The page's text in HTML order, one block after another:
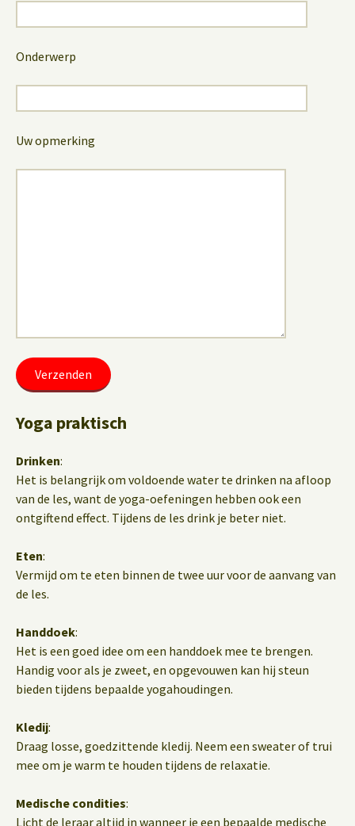
Onderwerp
Uw opmerking
Yoga praktisch
Drinken:
Het is belangrijk om voldoende water te drinken na afloop
van de les, want de yoga-oefeningen hebben ook een
ontgiftend effect. Tijdens de les drink je beter niet.
Eten:
Vermijd om te eten binnen de twee uur voor de aanvang van
de les.
Handdoek:
Het is een goed idee om een handdoek mee te brengen.
Handig voor als je zweet, en opgevouwen kan hij steun
bieden tijdens bepaalde yogahoudingen.
Kledij:
Draag losse, goedzittende kledij. Neem een sweater of trui
mee om je warm te houden tijdens de relaxatie.
Medische condities:
Licht de leraar altijd in wanneer je een bepaalde medische